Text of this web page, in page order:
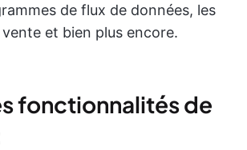
de flux de données, les
et bien plus encore.
fonctionnalités de